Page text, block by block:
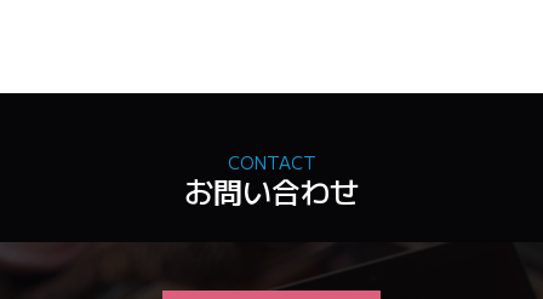
CONTACT
お問い合わせ